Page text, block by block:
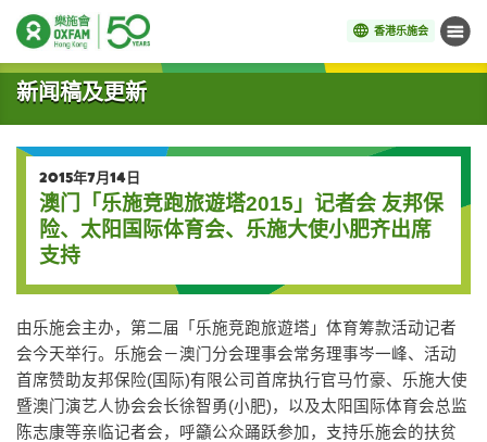
香港乐施会 菜单
开始主要内容
新闻稿及更新
2015年7月14日
澳门「乐施竞跑旅遊塔2015」记者会 友邦保
险、太阳国际体育会、乐施大使小肥齐出席
支持
由乐施会主办，第二届「乐施竞跑旅遊塔」体育筹款活动记者
会今天举行。乐施会－澳门分会理事会常务理事岑一峰、活动
首席赞助友邦保险(国际)有限公司首席执行官马竹豪、乐施大使
暨澳门演艺人协会会长徐智勇(小肥)，以及太阳国际体育会总监
陈志康等亲临记者会，呼籲公众踊跃参加，支持乐施会的扶贫